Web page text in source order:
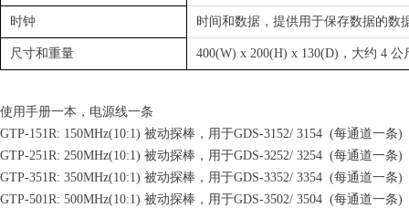
时钟 时间和数据，提供用于保存数据的数
尺寸和重量 400(W) x 200(H) x 130(D)，大约 4 公
使用手册一本，电源线一条
GTP-151R: 150MHz(10:1) 被动探棒，用于GDS-3152/ 3154 (每通道一条)
GTP-251R: 250MHz(10:1) 被动探棒，用于GDS-3252/ 3254 (每通道一条)
GTP-351R: 350MHz(10:1) 被动探棒，用于GDS-3352/ 3354 (每通道一条)
GTP-501R: 500MHz(10:1) 被动探棒，用于GDS-3502/ 3504 (每通道一条)